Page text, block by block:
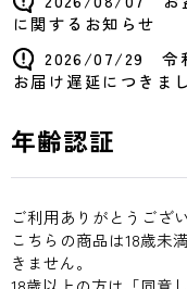
に関するお知らせ
2026/07/29 令
お届け遅延につきま
年齢認証
ご利用ありがとうござ
こちらの商品は18歳未
きません。